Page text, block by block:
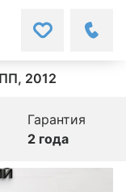
2012
Гарантия
2 года